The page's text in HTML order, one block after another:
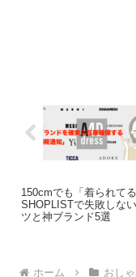
150cmでも「着られて
SHOPLISTで失敗しな
ツと神ブランド5選
ホーム おし